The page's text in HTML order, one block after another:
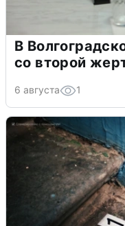
В
со второй
6 августа 1